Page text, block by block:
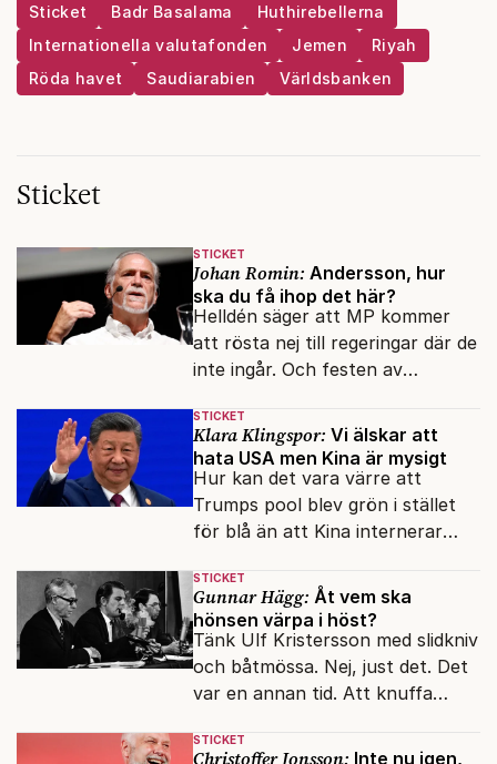
Sticket Badr Basalama
Huthirebellerna
Internationella valutafonden
Jemen
Riyah
Röda havet
Saudiarabien Världsbanken
Sticket
STICKET
Johan Romin: Andersson, hur
ska du få ihop det här?
Helldén säger att MP kommer
att rösta nej till regeringar där de
inte ingår. Och festen av
betalas med lån.
STICKET
Klara Klingspor: Vi älskar att
hata USA men Kina är mysigt
Hur kan det vara värre att
Trumps pool blev grön i stället
för blå än att Kina internerar
omskolningsläger?
STICKET
Gunnar Hägg: Åt vem ska
hönsen värpa i höst?
Tänk Ulf Kristersson med slidkniv
och båtmössa. Nej, just det. Det
var en annan tid. Att knuffa
otänkbart.
STICKET
Christoffer Jonsson: Inte nu igen,